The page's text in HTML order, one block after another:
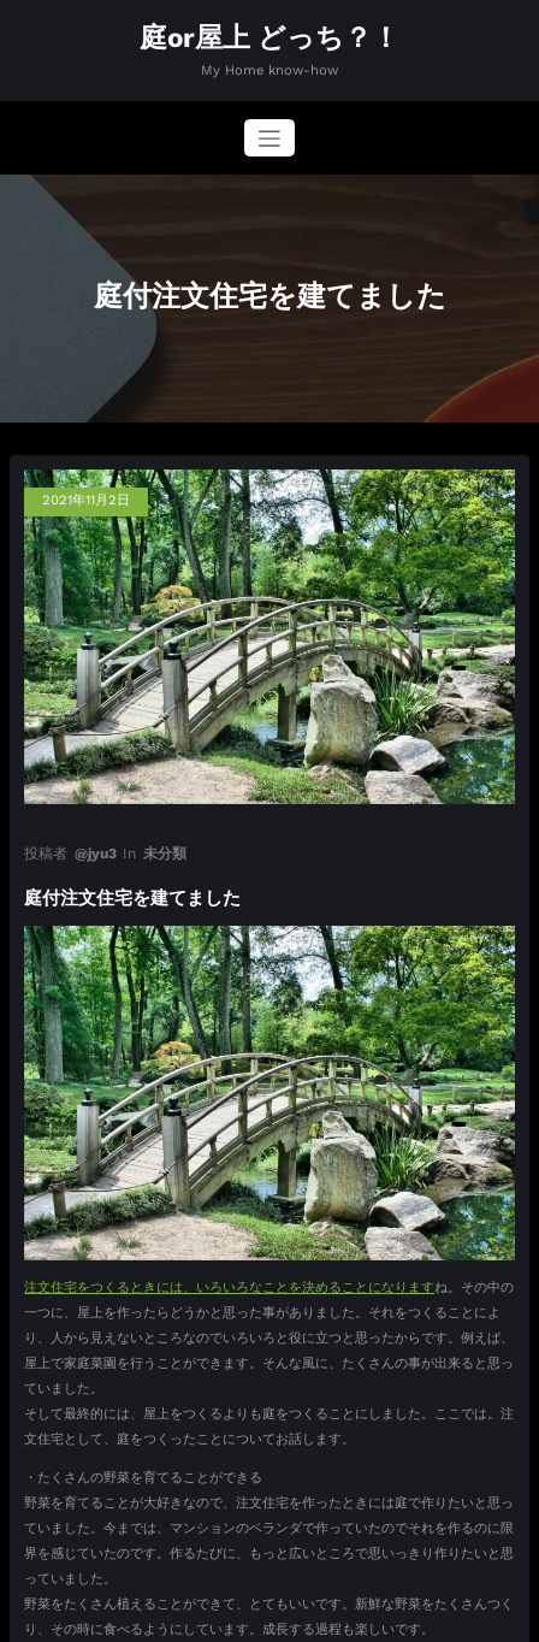
ス
庭or屋上 どっち？！
My Home know-how
庭付注文住宅を建てました
2021年11月2日
投稿者 @jyu3 In 未分類
庭付注文住宅を建てました
注文住宅をつくるときには、いろいろなことを決めることになりますね。その中の
一つに、屋上を作ったらどうかと思った事がありました。それをつくることによ
り、人から見えないところなのでいろいろと役に立つと思ったからです。例えば、
屋上で家庭菜園を行うことができます。そんな風に、たくさんの事が出来ると思っ
ていました。
そして最終的には、屋上をつくるよりも庭をつくることにしました。ここでは。注
文住宅として、庭をつくったことについてお話します。
・たくさんの野菜を育てることができる
野菜を育てることが大好きなので、注文住宅を作ったときには庭で作りたいと思っ
ていました。今までは、マンションのベランダで作っていたのでそれを作るのに限
界を感じていたのです。作るたびに、もっと広いところで思いっきり作りたいと思
っていました。
野菜をたくさん植えることができて、とてもいいです。新鮮な野菜をたくさんつく
り、その時に食べるようにしています。成長する過程も楽しいです。